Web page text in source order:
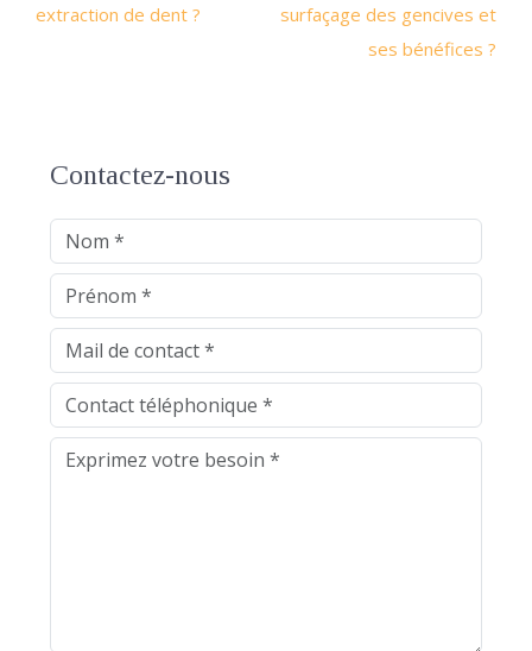
extraction de dent ?
surfaçage des gencives et
ses bénéfices ?
Contactez-nous